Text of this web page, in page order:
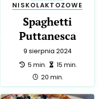
NISKOLAKTOZOWE
Spaghetti
Puttanesca
9 sierpnia 2024
przygotowanie:
5 min. zrobienie:
15 min.
całość:
20 min.